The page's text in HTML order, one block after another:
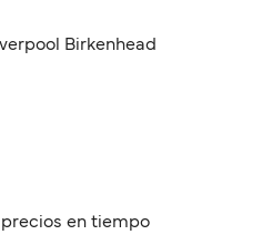
Birkenhead
en tiempo